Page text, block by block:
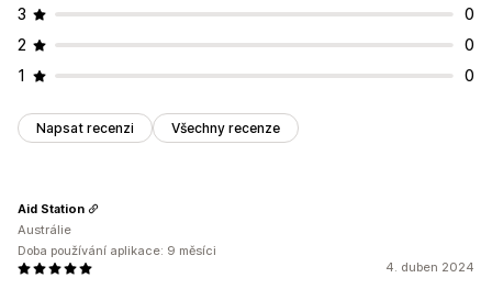
3
0
2
0
1
0
Napsat recenzi Všechny recenze
4. duben 2024
Aid Station
Austrálie
Doba používání aplikace: 9 měsíci